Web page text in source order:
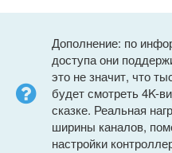
Дополнение: по
доступа они
это не значит, что
будет смотреть 4K-
сказке. Реальная
ширины каналов,
настройки